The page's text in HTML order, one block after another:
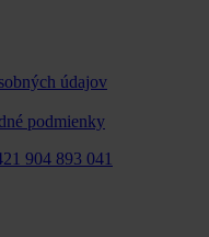
údajov
podmienky
904 893 041